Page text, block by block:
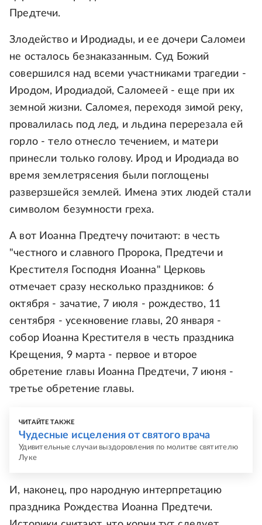
Предтечи.
Злодейство и Иродиады, и ее дочери Саломеи
не осталось безнаказанным. Суд Божий
совершился над всеми участниками трагедии -
Иродом, Иродиадой, Саломеей - еще при их
земной жизни. Саломея, переходя зимой реку,
провалилась под лед, и льдина перерезала ей
горло - тело отнесло течением, и матери
принесли только голову. Ирод и Иродиада во
время землетрясения были поглощены
разверзшейся землей. Имена этих людей стали
символом безумности греха.
А вот Иоанна Предтечу почитают: в честь
"честного и славного Пророка, Предтечи и
Крестителя Господня Иоанна" Церковь
отмечает сразу несколько праздников: 6
октября - зачатие, 7 июля - рождество, 11
сентября - усекновение главы, 20 января -
собор Иоанна Крестителя в честь праздника
Крещения, 9 марта - первое и второе
обретение главы Иоанна Предтечи, 7 июня -
третье обретение главы.
ЧИТАЙТЕ ТАКЖЕ
Чудесные исцеления от святого врача
Удивительные случаи выздоровления по молитве святителю
Луке
И, наконец, про народную интерпретацию
праздника Рождества Иоанна Предтечи.